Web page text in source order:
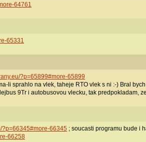
64761
65331
?p=65899#more-65899
li sprahlo na vlek, taheje RTO vlek s ni :-) Bral
9Tr i autobusovou vlecku, tak predpokladam,
?p=66345#more-66345 ; soucasti programu bude i
66258